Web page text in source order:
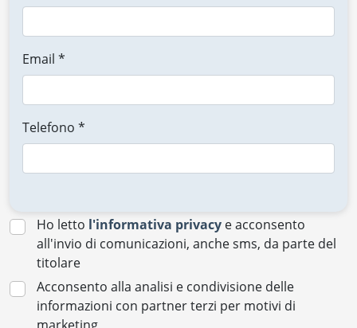
Email *
Telefono *
Ho letto l'informativa privacy e acconsento
all'invio di comunicazioni, anche sms, da parte del
titolare
Acconsento alla analisi e condivisione delle
informazioni con partner terzi per motivi di